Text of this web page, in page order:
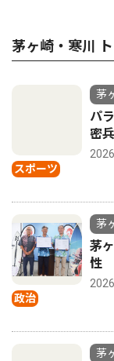
茅ヶ崎・寒川
スポーツ
茅
パ
密
政治
茅
茅
性
茅